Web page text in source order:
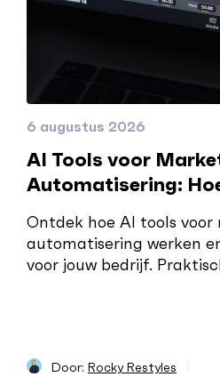
6 augustus 2026
AI Tools voor
Automatisering:
Ontdek hoe AI tools
automatisering werken
voor jouw bedrijf.
Door: Rocky Restyles